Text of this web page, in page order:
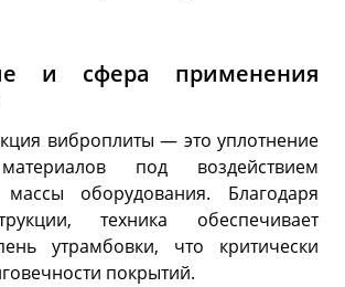
и сфера применения
виброплиты — это уплотнение
под воздействием
оборудования. Благодаря
техника обеспечивает
утрамбовки, что критически
покрытий.